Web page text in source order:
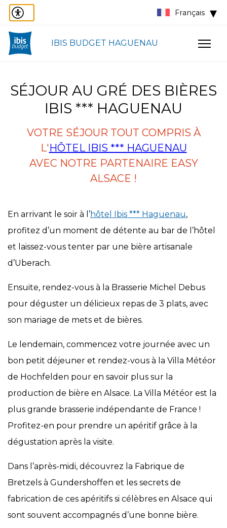
Français
IBIS BUDGET HAGUENAU
SÉJOUR AU GRÉ DES BIÈRES
IBIS *** HAGUENAU
VOTRE SÉJOUR TOUT COMPRIS À
L'HÔTEL IBIS *** HAGUENAU
AVEC NOTRE PARTENAIRE EASY
ALSACE !
En arrivant le soir à l’hôtel Ibis *** Haguenau,
profitez d’un moment de détente au bar de l’hôtel
et laissez-vous tenter par une bière artisanale
d’Uberach.
Ensuite, rendez-vous à la Brasserie Michel Debus
pour déguster un délicieux repas de 3 plats, avec
son mariage de mets et de bières.
Le lendemain, commencez votre journée avec un
bon petit déjeuner et rendez-vous à la Villa Météor
de Hochfelden pour en savoir plus sur la
production de bière en Alsace. La Villa Météor est la
plus grande brasserie indépendante de France !
Profitez-en pour prendre un apéritif grâce à la
dégustation après la visite.
Dans l’après-midi, découvrez la Fabrique de
Bretzels à Gundershoffen et les secrets de
fabrication de ces apéritifs si célèbres en Alsace qui
sont souvent accompagnés d’une bonne bière.